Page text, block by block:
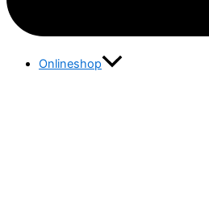
Onlineshop